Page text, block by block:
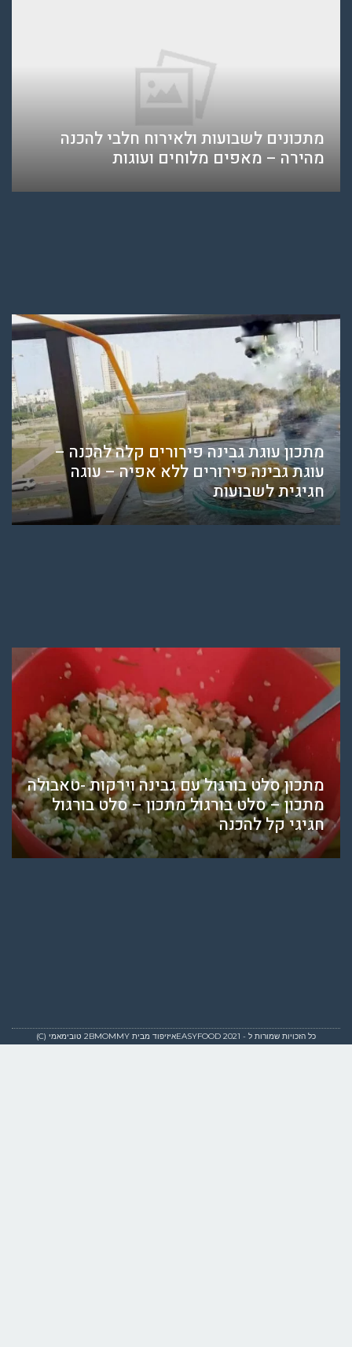
מתכונים לשבועות ולאירוח חלבי להכנה
מהירה – מאפים מלוחים ועוגות
מתכון עוגת גבינה פירורים קלה להכנה –
עוגת גבינה פירורים ללא אפיה – עוגה
חגיגית לשבועות
מתכון סלט בורגול עם גבינה וירקות -טאבולה
מתכון – סלט בורגול מתכון – סלט בורגול
חגיגי קל להכנה
כל הזכויות שמורות ל - EASYFOOD 2021איזיפוד מבית 2BMOMMY טובימאמי (C)